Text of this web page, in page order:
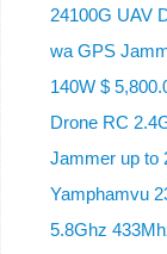
24100G UAV
wa GPS
140W $
Drone RC
Jammer up to
Yamphamvu
5.8Ghz